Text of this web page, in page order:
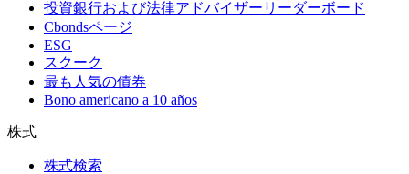
投資銀行および法律アドバイザーリーダーボード
Cbondsページ
ESG
スクーク
最も人気の債券
Bono americano a 10 años
株式
株式検索